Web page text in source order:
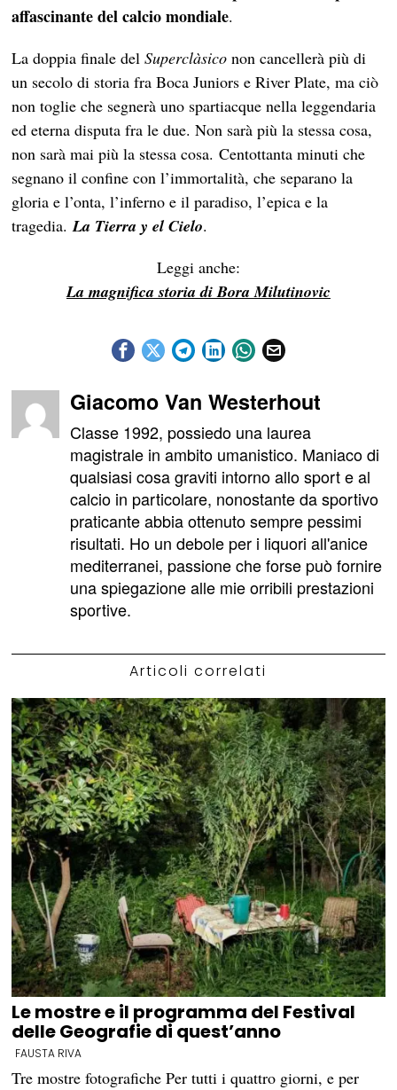
affascinante del calcio mondiale.
La doppia finale delSuperclàsiconon cancellerà più di
un secolo di storia fra Boca Juniors e River Plate, ma ciò
non toglie che segnerà uno spartiacque nella leggendaria
ed eterna disputa fra le due. Non sarà più la stessa cosa,
non sarà mai più la stessa cosa. Centottanta minuti che
segnano il confine con l’immortalità, che separano la
gloria e l’onta, l’inferno e il paradiso, l’epica e la
tragedia.La Tierra y el Cielo.
Leggi anche:
La magnifica storia di Bora Milutinovic
Giacomo Van Westerhout
Classe 1992, possiedo una laurea
magistrale in ambito umanistico. Maniaco di
qualsiasi cosa graviti intorno allo sport e al
calcio in particolare, nonostante da sportivo
praticante abbia ottenuto sempre pessimi
risultati. Ho un debole per i liquori all'anice
mediterranei, passione che forse può fornire
una spiegazione alle mie orribili prestazioni
sportive.
Articoli correlati
Le mostre e il programma del Festival
delle Geografie di quest’anno
FAUSTA RIVA
Tre mostre fotografiche Per tutti i quattro giorni, e per